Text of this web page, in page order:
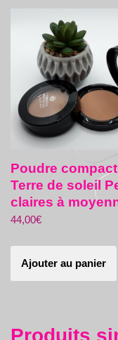
Poudre
Terre de soleil
claires à
44,00€
Ajouter au panier
Produits